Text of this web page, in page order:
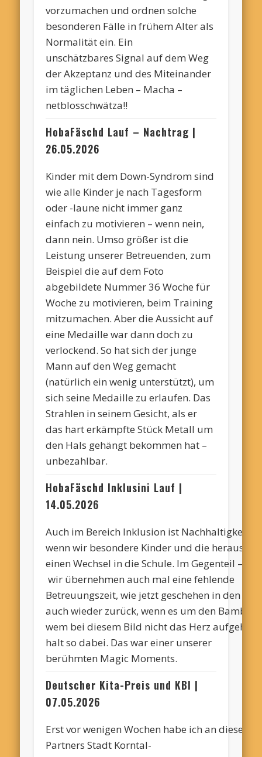
vorzumachen und ordnen solche
besonderen Fälle in frühem Alter als
Normalität ein. Ein
unschätzbares Signal auf dem Weg
der Akzeptanz und des Miteinander
im täglichen Leben – Macha –
netblosschwätza!!
HobaFäschd Lauf – Nachtrag |
26.05.2026
Kinder mit dem Down-Syndrom sind
wie alle Kinder je nach Tagesform
oder -laune nicht immer ganz
einfach zu motivieren – wenn nein,
dann nein. Umso größer ist die
Leistung unserer Betreuenden, zum
Beispiel die auf dem Foto
abgebildete Nummer 36 Woche für
Woche zu motivieren, beim Training
mitzumachen. Aber die Aussicht auf
eine Medaille war dann doch zu
verlockend. So hat sich der junge
Mann auf den Weg gemacht
(natürlich ein wenig unterstützt), um
sich seine Medaille zu erlaufen. Das
Strahlen in seinem Gesicht, als er
das hart erkämpfte Stück Metall um
den Hals gehängt bekommen hat –
unbezahlbar.
HobaFäschd Inklusini Lauf |
14.05.2026
Auch im Bereich Inklusion ist Nachhaltigkeit
wenn wir besondere Kinder und die
einen Wechsel in die Schule. Im Gegenteil –
wir übernehmen auch mal eine fehlende
Betreuungszeit, wie jetzt geschehen in den
auch wieder zurück, wenn es um den
wem bei diesem Bild nicht das Herz aufgeht …
halt so dabei. Das war einer unserer
berühmten Magic Moments.
Deutscher Kita-Preis und KBI |
07.05.2026
Erst vor wenigen Wochen habe ich an dieser
Partners Stadt Korntal-